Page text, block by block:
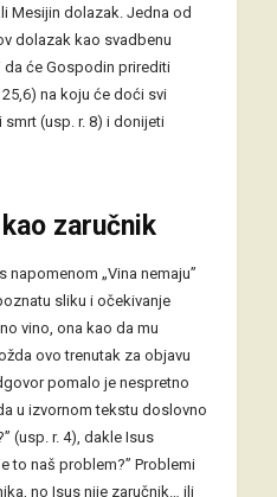
Mesijin dolazak. Jedna od
dolazak kao svadbenu
će Gospodin prirediti
na koju će doći svi
(usp. r. 8) i donijeti
zaručnik
napomenom „Vina nemaju”
sliku i očekivanje
vino, ona kao da mu
ovo trenutak za objavu
pomalo je nespretno
u izvornom tekstu doslovno
(usp. r. 4), dakle Isus
to naš problem?” Problemi
no Isus nije zaručnik… ili